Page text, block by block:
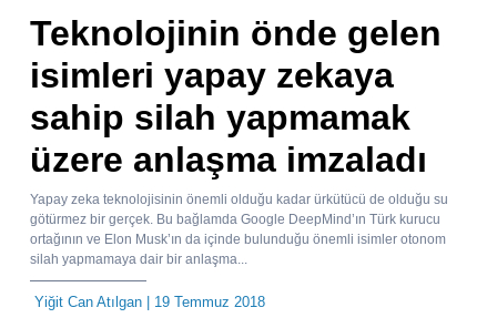
Teknolojinin önde gelen
isimleri yapay zekaya
sahip silah yapmamak
üzere anlaşma imzaladı
Yapay zeka teknolojisinin önemli olduğu kadar ürkütücü de olduğu su
götürmez bir gerçek. Bu bağlamda Google DeepMind’ın Türk kurucu
ortağının ve Elon Musk’ın da içinde bulunduğu önemli isimler otonom
silah yapmamaya dair bir anlaşma...
Yiğit Can Atılgan | 19 Temmuz 2018